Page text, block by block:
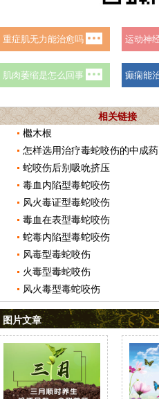
相关链接
檵木根
怎样选用治疗毒蛇咬伤的中成药
蛇咬伤后别吸吮挤压
毒血内陷型毒蛇咬伤
风火毒证型毒蛇咬伤
毒血在表型毒蛇咬伤
蛇毒内陷型毒蛇咬伤
风毒型毒蛇咬伤
火毒型毒蛇咬伤
风火毒型毒蛇咬伤
图片文章